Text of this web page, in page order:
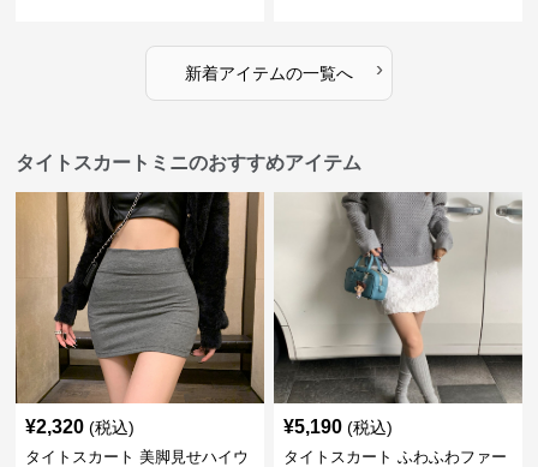
新着アイテムの一覧へ ›
タイトスカートミニのおすすめアイテム
¥2,320 (税込)
タイトスカート 美脚見せハイウ
¥5,190 (税込)
タイトスカート ふわふわファー